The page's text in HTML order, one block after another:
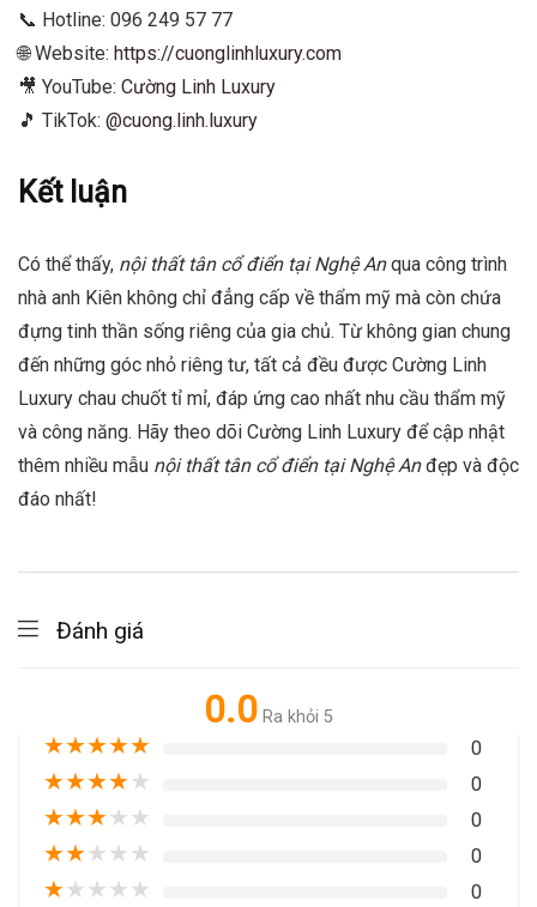
📞 Hotline: 096 249 57 77
🌐 Website: https://cuonglinhluxury.com
🎥 YouTube: Cường Linh Luxury
🎵 TikTok: @cuong.linh.luxury
Kết luận
Có thể thấy, nội thất tân cổ điển tại Nghệ Anqua công trình
nhà anh Kiên không chỉ đẳng cấp về thẩm mỹ mà còn chứa
đựng tinh thần sống riêng của gia chủ. Từ không gian chung
đến những góc nhỏ riêng tư, tất cả đều được Cường Linh
Luxury chau chuốt tỉ mỉ, đáp ứng cao nhất nhu cầu thẩm mỹ
và công năng. Hãy theo dõi Cường Linh Luxury để cập nhật
thêm nhiều mẫu nội thất tân cổ điển tại Nghệ Anđẹp và độc
đáo nhất!
Đánh giá
0.0 Ra khỏi 5
★★★★★ 0
★★★★★ 0
★★★★★ 0
★★★★★ 0
★★★★★ 0